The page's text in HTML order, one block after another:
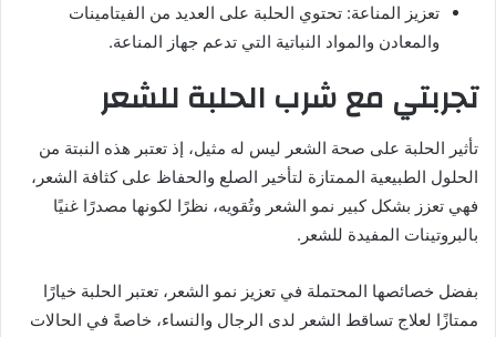
تعزيز المناعة: تحتوي الحلبة على العديد من الفيتامينات
والمعادن والمواد النباتية التي تدعم جهاز المناعة.
تجربتي مع شرب الحلبة للشعر
تأثير الحلبة على صحة الشعر ليس له مثيل، إذ تعتبر هذه النبتة من
الحلول الطبيعية الممتازة لتأخير الصلع والحفاظ على كثافة الشعر،
فهي تعزز بشكل كبير نمو الشعر وتُقويه، نظرًا لكونها مصدرًا غنيًا
بالبروتينات المفيدة للشعر.
بفضل خصائصها المحتملة في تعزيز نمو الشعر، تعتبر الحلبة خيارًا
ممتازًا لعلاج تساقط الشعر لدى الرجال والنساء، خاصةً في الحالات